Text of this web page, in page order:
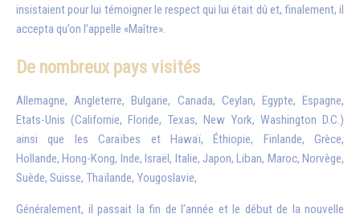
insistaient pour lui témoigner le respect qui lui était dû et, finalement, il
accepta qu’on l’appelle «Maître».
De nombreux pays visités
Allemagne, Angleterre, Bulgarie, Canada, Ceylan, Egypte, Espagne,
Etats-Unis (Californie, Floride, Texas, New York, Washington D.C.)
ainsi que les Caraïbes et Hawaï, Éthiopie, Finlande, Grèce,
Hollande, Hong-Kong, Inde, Israël, Italie, Japon, Liban, Maroc, Norvège,
Suède, Suisse, Thaïlande, Yougoslavie,
Généralement, il passait la fin de l’année et le début de la nouvelle